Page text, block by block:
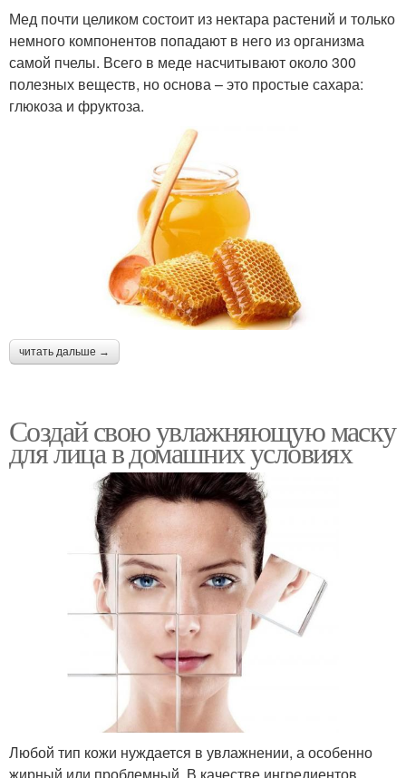
Мед почти целиком состоит из нектара растений и только
немного компонентов попадают в него из организма
самой пчелы. Всего в меде насчитывают около 300
полезных веществ, но основа – это простые сахара:
глюкоза и фруктоза.
читать дальше →
Создай свою увлажняющую маску
для лица в домашних условиях
Любой тип кожи нуждается в увлажнении, а особенно